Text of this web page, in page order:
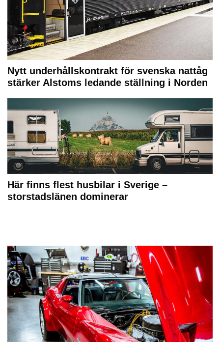
Nytt underhållskontrakt för svenska nattåg
stärker Alstoms ledande ställning i Norden
Här finns flest husbilar i Sverige –
storstadslänen dominerar